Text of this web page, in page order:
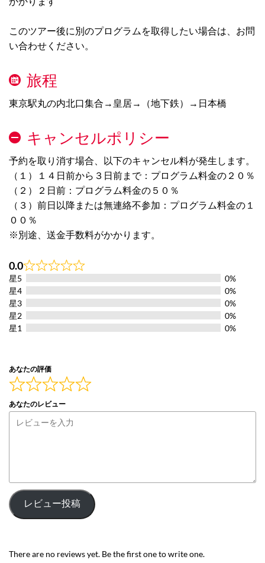
このツアー後に別のプログラムを取得したい場合は、お問
い合わせください。
旅程
東京駅丸の内北口集合→皇居→（地下鉄）→日本橋
キャンセルポリシー
予約を取り消す場合、以下のキャンセル料が発生します。
（１）１４日前から３日前まで：プログラム料金の２０％
（２）２日前：プログラム料金の５０％
（３）前日以降または無連絡不参加：プログラム料金の１
００％
※別途、送金手数料がかかります。
0.0
Rated
0.0
of
5
星5
0%
星4
0%
星3
0%
星2
0%
星1
0%
あなたの評価
あなたのレビュー
レビュー投稿
There are no reviews yet. Be the first one to write one.